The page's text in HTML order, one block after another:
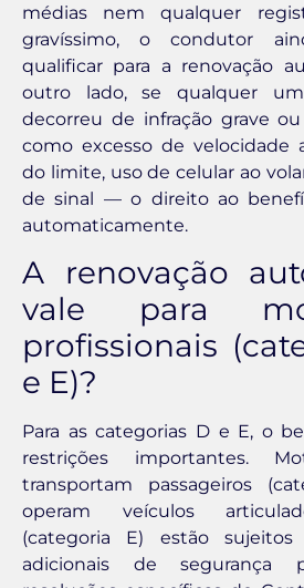
médias nem qualquer
gravíssimo, o condutor
qualificar para a renovação
outro lado, se qualquer
decorreu de infração grave
como excesso de velocidade
do limite, uso de celular ao
de sinal — o direito ao
automaticamente.
A renovação
vale para
profissionais
e E)?
Para as categorias D e E, o
restrições importantes.
transportam passageiros
operam veículos
(categoria E) estão sujeitos
adicionais de segurança